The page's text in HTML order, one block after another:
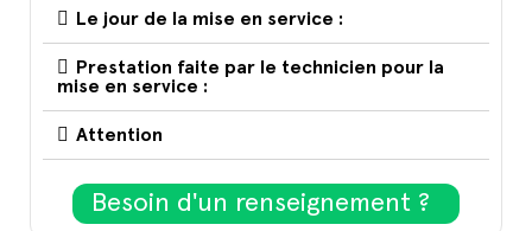
Le jour de la mise en service :
Prestation faite par le technicien pour la
mise en service :
Attention
Besoin d'un renseignement ?